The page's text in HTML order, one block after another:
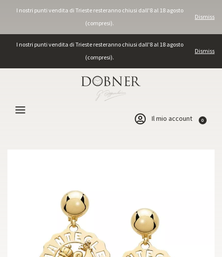
I nostri punti vendita di Trieste resteranno chiusi dall'8 al 18 agosto
(compresi).
Dismiss
I nostri punti vendita di Trieste resteranno chiusi dall'8 al 18 agosto
(compresi).
Dismiss
Il mio account 0